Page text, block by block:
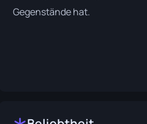
Gegenstände hat.